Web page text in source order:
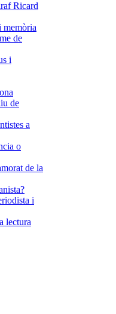
Ricard
memòria
de
i
de
a
o
de la
i
lectura